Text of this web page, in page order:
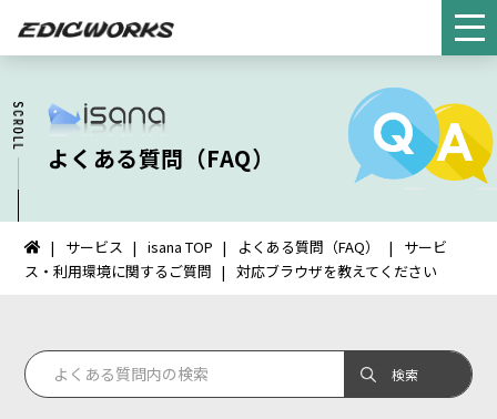
よくある質問（FAQ）
イ
サービス isana TOP よくある質問（FAQ）
サービ
ス・利用環境に関するご質問
対応ブラウザを教えてください